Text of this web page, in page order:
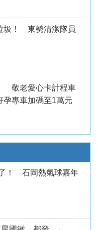
圾！ 東勢清潔隊員
敬老愛心卡計程車
孕專車加碼至1萬元
！ 石岡熱氣球嘉年